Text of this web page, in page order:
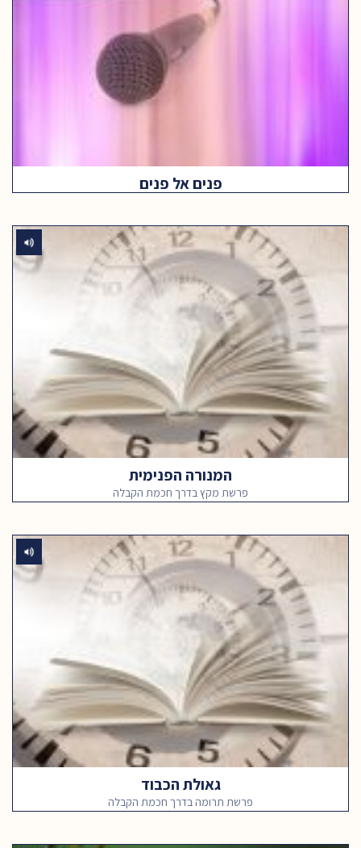
פנים אל פנים
המנורה הפנימית
פרשת מקץ בדרך חכמת הקבלה
גאולת הכבוד
פרשת תרומה בדרך חכמת הקבלה